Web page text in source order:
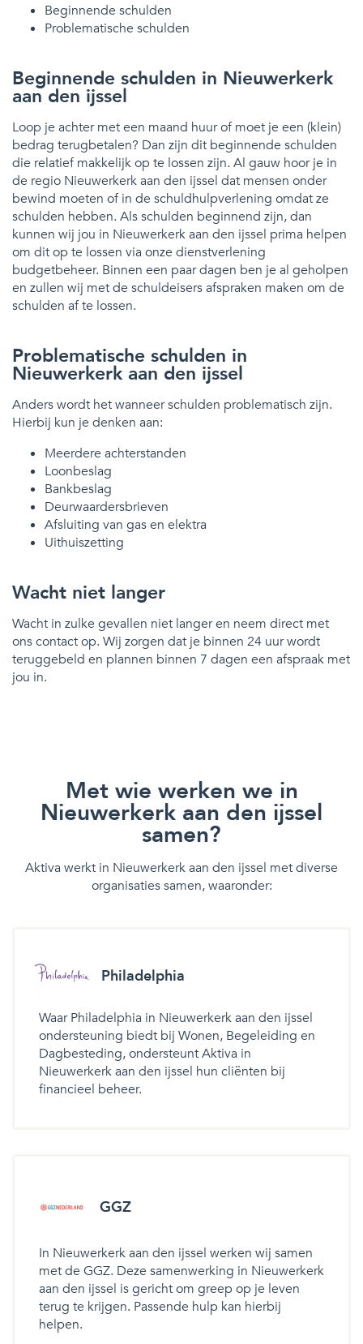
Beginnende schulden
Problematische schulden
Beginnende schulden in Nieuwerkerk
aan den ijssel
Loop je achter met een maand huur of moet je een (klein)
bedrag terugbetalen? Dan zijn dit beginnende schulden
die relatief makkelijk op te lossen zijn. Al gauw hoor je in
de regio Nieuwerkerk aan den ijssel dat mensen onder
bewind moeten of in de schuldhulpverlening omdat ze
schulden hebben. Als schulden beginnend zijn, dan
kunnen wij jou in Nieuwerkerk aan den ijssel prima helpen
om dit op te lossen via onze dienstverlening
budgetbeheer. Binnen een paar dagen ben je al geholpen
en zullen wij met de schuldeisers afspraken maken om de
schulden af te lossen.
Problematische schulden in
Nieuwerkerk aan den ijssel
Anders wordt het wanneer schulden problematisch zijn.
Hierbij kun je denken aan:
Meerdere achterstanden
Loonbeslag
Bankbeslag
Deurwaardersbrieven
Afsluiting van gas en elektra
Uithuiszetting
Wacht niet langer
Wacht in zulke gevallen niet langer en neem direct met
ons contact op. Wij zorgen dat je binnen 24 uur wordt
teruggebeld en plannen binnen 7 dagen een afspraak met
jou in.
Met wie werken we in
Nieuwerkerk aan den ijssel
samen?
Aktiva werkt in Nieuwerkerk aan den ijssel met diverse
organisaties samen, waaronder:
Philadelphia
Waar Philadelphia in Nieuwerkerk aan den ijssel
ondersteuning biedt bij Wonen, Begeleiding en
Dagbesteding, ondersteunt Aktiva in
Nieuwerkerk aan den ijssel hun cliënten bij
financieel beheer.
GGZ
In Nieuwerkerk aan den ijssel werken wij samen
met de GGZ. Deze samenwerking in Nieuwerkerk
aan den ijssel is gericht om greep op je leven
terug te krijgen. Passende hulp kan hierbij
helpen.